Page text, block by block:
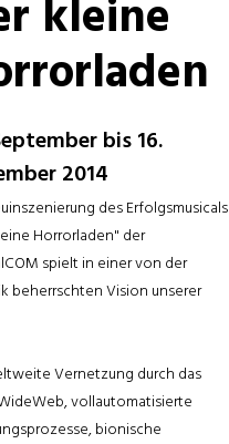
kleine
bis 16.
2014
des Erfolgsmusicals
Horrorladen" der
spielt in einer von der
beherrschten Vision unserer
Vernetzung durch das
vollautomatisierte
bionische